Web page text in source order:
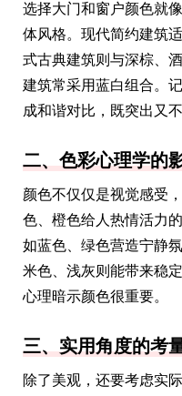
选择大门和窗户颜色就
体风格。现代简约建筑
式古典建筑则与深棕、
建筑常采用蓝白组合。
成和谐对比，既突出又不
二、色彩心理学的
颜色不仅仅是视觉感受
色、橙色给人热情活力
如蓝色、绿色营造宁静
米色、浅灰则能带来稳
心理暗示颜色很重要。
三、实用角度的考
除了美观，还要考虑实